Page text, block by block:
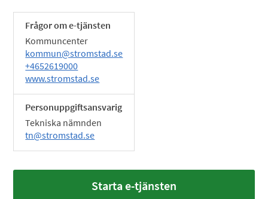
Frågor om e-tjänsten
Kommuncenter
kommun@stromstad.se
+4652619000
www.stromstad.se
Personuppgiftsansvarig
Tekniska nämnden
tn@stromstad.se
Starta e-tjänsten